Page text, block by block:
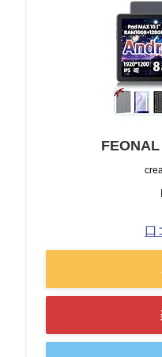
口